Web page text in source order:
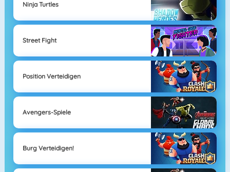
Ninja Turtles
Street Fight
Position Verteidigen
Avengers-Spiele
Burg Verteidigen!